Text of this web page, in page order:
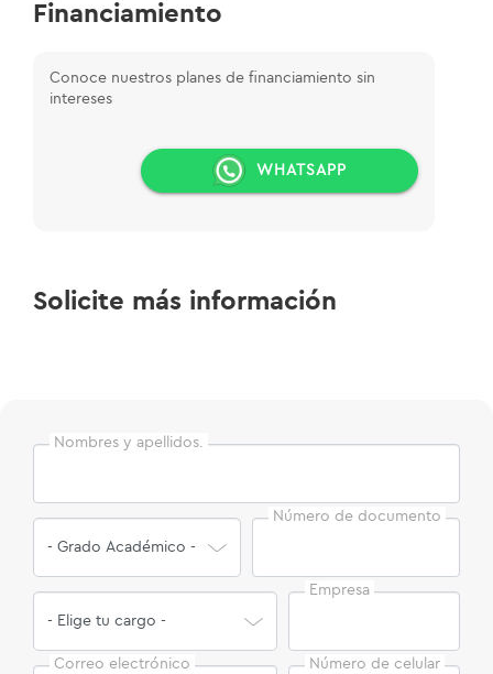
Financiamiento
Conoce nuestros planes de financiamiento sin
intereses
WHATSAPP
Solicite más información
Nombres y apellidos.
Número de documento
Empresa
Correo electrónico Número de celular